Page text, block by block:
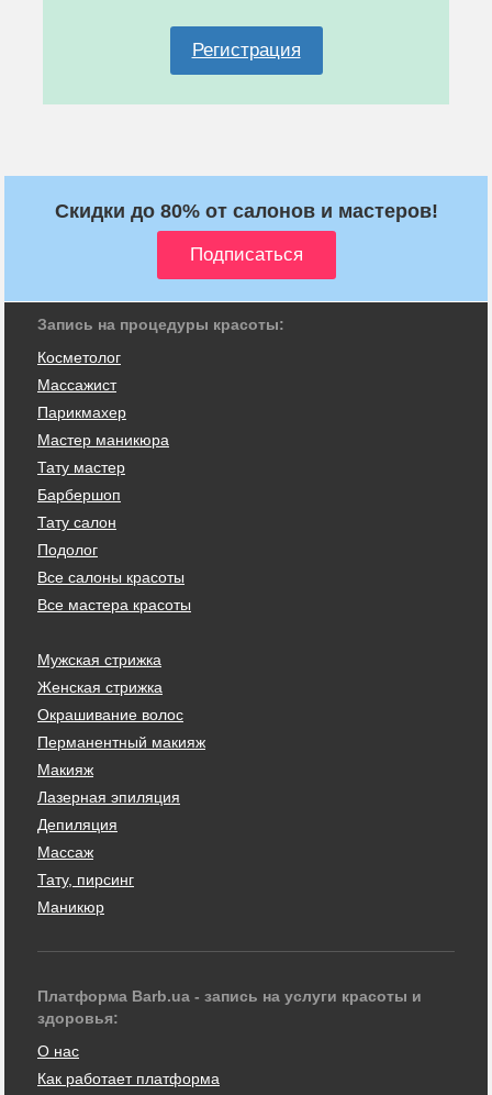
Регистрация
Скидки до 80% от салонов и мастеров!
Запись на процедуры красоты:
Косметолог
Массажист
Парикмахер
Мастер маникюра
Тату мастер
Барбершоп
Тату салон
Подолог
Все салоны красоты
Все мастера красоты
Мужская стрижка
Женская стрижка
Окрашивание волос
Перманентный макияж
Макияж
Лазерная эпиляция
Депиляция
Массаж
Тату, пирсинг
Маникюр
Платформа Barb.ua - запись на услуги красоты и
здоровья:
О нас
Как работает платформа